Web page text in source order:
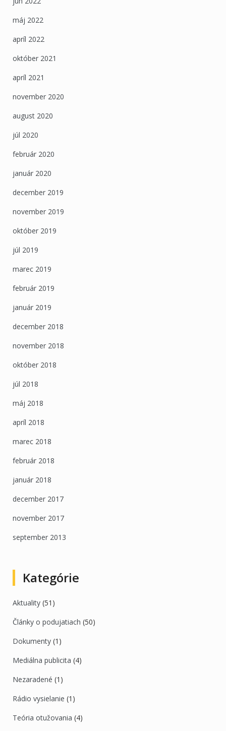
máj 2022
apríl 2022
október 2021
apríl 2021
november 2020
august 2020
júl 2020
február 2020
január 2020
december 2019
november 2019
október 2019
júl 2019
marec 2019
február 2019
január 2019
december 2018
november 2018
október 2018
júl 2018
máj 2018
apríl 2018
marec 2018
február 2018
január 2018
december 2017
november 2017
september 2013
Kategórie
Aktuality (51)
Články o podujatiach (50)
Dokumenty (1)
Mediálna publicita (4)
Nezaradené (1)
Rádio vysielanie (1)
Teória otužovania (4)